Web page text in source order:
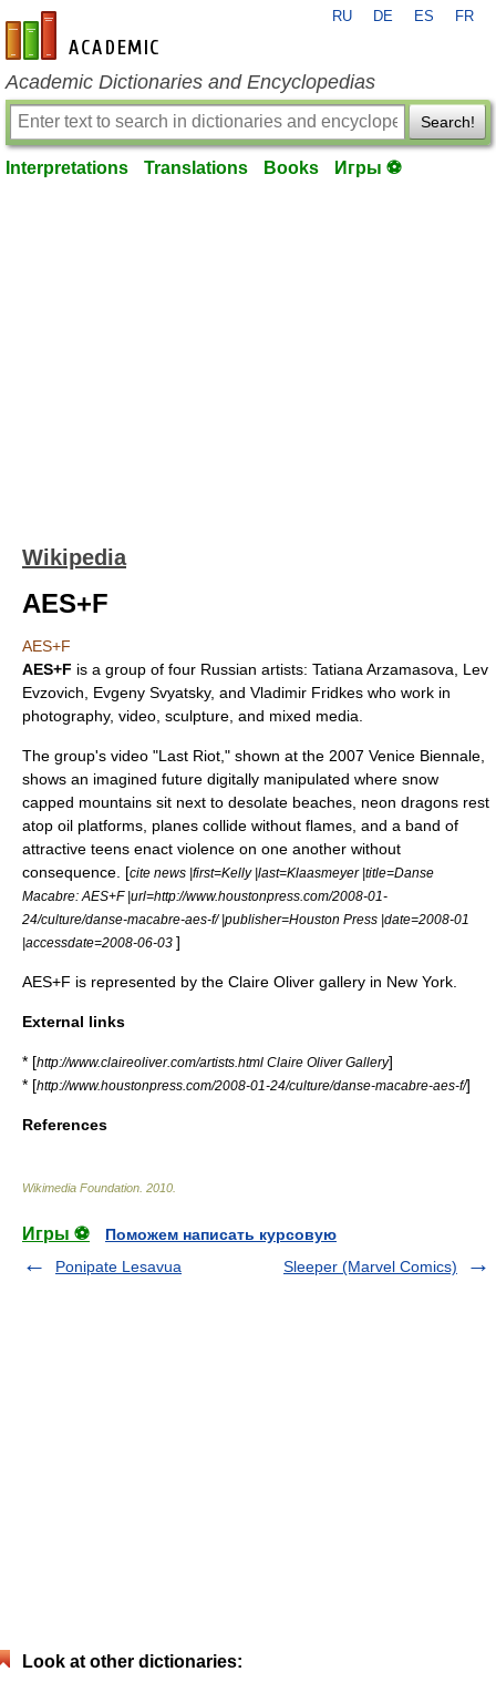
en-academic.com
RU DE ES FR
Academic Dictionaries and Encyclopedias
Search!
Interpretations Translations Books Игры ⚽
Wikipedia
AES+F
AES+F
AES+F is a group of four Russian artists: Tatiana Arzamasova, Lev
Evzovich, Evgeny Svyatsky, and Vladimir Fridkes who work in
photography, video sculpture , and mixed media
The group's video "Last Riot," shown at the 2007 Venice Biennale
shows an imagined future digitally manipulated where snow
capped mountains sit next to desolate beaches, neon dragons rest
atop oil platforms, planes collide without flames, and a band of
attractive teens enact violence on one another without
consequence. [cite news |first=Kelly |last=Klaasmeyer |title=Danse
Macabre: AES+F |url=http://www.houstonpress.com/2008-01-
24/culture/danse-macabre-aes-f/ |publisher=Houston Press |date=2008-01
|accessdate=2008-06-03 ]
AES+F is represented by the Claire Oliver gallery in New York.
External links
* [http://www.claireoliver.com/artists.html Claire Oliver Gallery]
* [http://www.houstonpress.com/2008-01-24/culture/danse-macabre-aes-f/]
References
Wikimedia Foundation 2010
Игры ⚽
Поможем написать курсовую
Ponipate Lesavua
Sleeper (Marvel Comics)
Look at other dictionaries: